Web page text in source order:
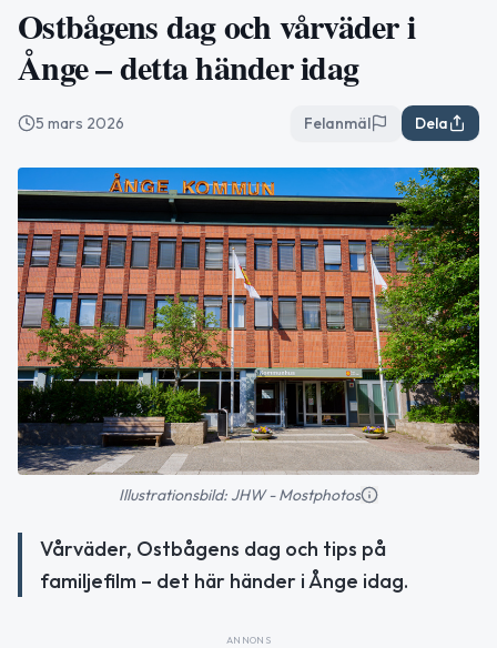
Ostbågens dag och vårväder i
Ånge – detta händer idag
5 mars 2026 Felanmäl Dela
Illustrationsbild: JHW - Mostphotos
Vårväder, Ostbågens dag och tips på
familjefilm – det här händer i Ånge idag.
ANNONS